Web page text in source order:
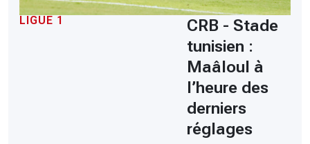
LIGUE 1
CRB - Stade
tunisien :
Maâloul à
l’heure des
derniers
réglages